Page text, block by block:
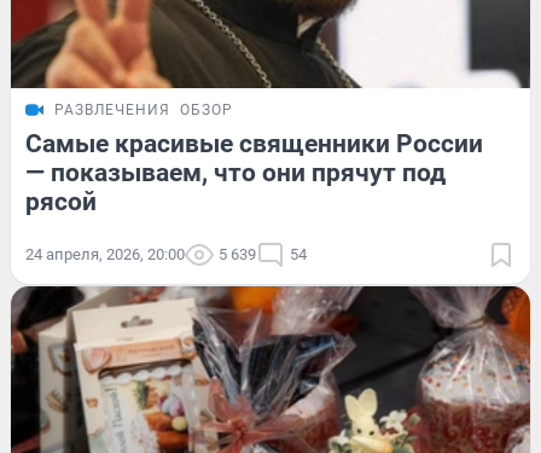
РАЗВЛЕЧЕНИЯ ОБЗОР
Самые красивые священники России
— показываем, что они прячут под
рясой
24 апреля, 2026, 20:00 5 639 54